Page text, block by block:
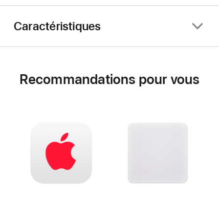
Caractéristiques
Recommandations pour vous